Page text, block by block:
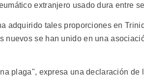
extranjero usado dura entre
adquirido tales proporciones en
nuevos se han unido en una
plaga", expresa una declaración